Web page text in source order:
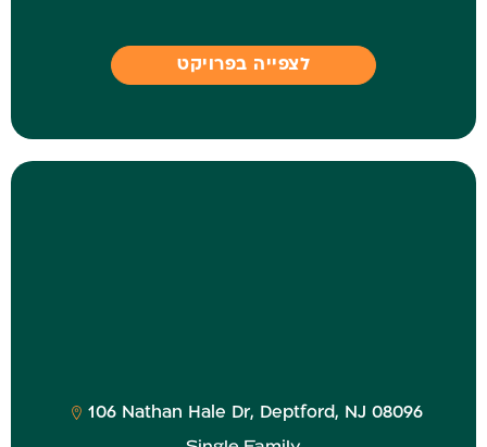
לצפייה בפרויקט
‎106 Nathan Hale Dr, Deptford, NJ 08096